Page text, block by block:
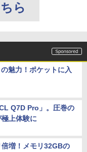
ら
魅力！ポケットに入
Q7D Pro」。圧巻の
上体験に
増！メモリ32GBの